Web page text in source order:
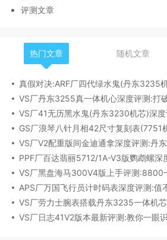
评测文章
热门文章 随机文章
真假对决:ARF厂四代绿水鬼(丹东3235
VS厂41无历黑水鬼(丹东3230机芯)深
GS厂浪琴八针月相42尺寸复刻表(7751
APS厂万国飞行员计时码表深度评测:值
VS厂劳力士腕表搭载丹东3235一体机
VS厂日志41V2版本最新评测:教你一眼